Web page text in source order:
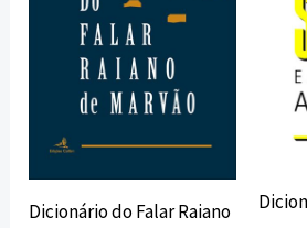
Dicionário do Falar Raiano